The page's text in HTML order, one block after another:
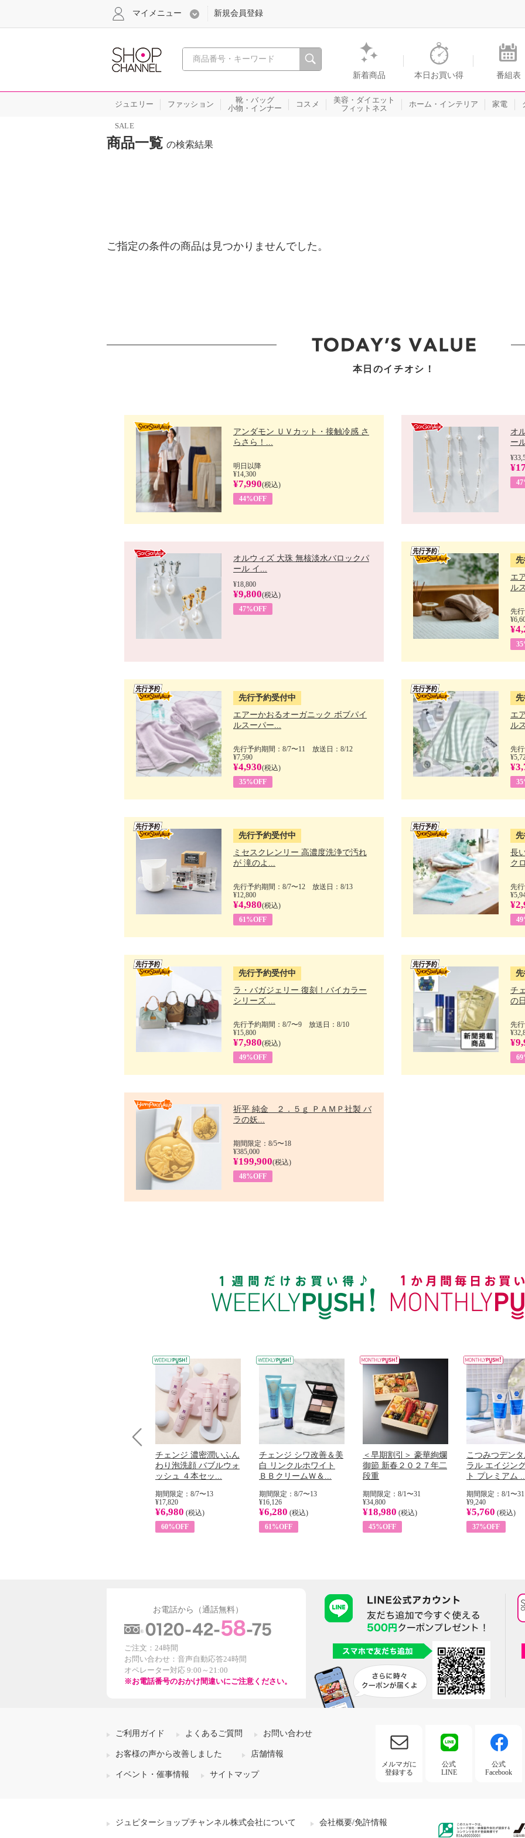
心おどる、瞬間を。通販・テレビショッピングのショップチャンネル
新着商品 本日お買い得 番組表
マイメニュー 新規会員登録
ジュエリー ファッション
靴・バッグ
小物・インナー
コスメ
美容・ダイエット
フィットネス
ホーム・インテリア 家電
SALE
商品一覧 の検索結果
ご指定の条件の商品は見つかりませんでした。
本日のイチオシ！
アンダモン ＵＶカット・接触冷感 さ
らさら！...
明日以降
¥14,300
¥7,990(税込)
44%OFF
オ
ー
オルウィズ 大珠 無核淡水バロックパ
ール イ...
¥18,800
¥9,800(税込)
47%OFF
エ
ル
先
先行予約受付中
エアーかおるオーガニック ボブパイ
ルスーパー...
先行予約期間：8/7〜11 放送日：8/12
¥7,590
¥4,930(税込)
35%OFF
エ
ル
先
先行予約受付中
ミセスクレンリー 高濃度洗浄で汚れ
が 滝のよ...
先行予約期間：8/7〜12 放送日：8/13
¥12,800
¥4,980(税込)
61%OFF
長
ク
先
先行予約受付中
ラ・バガジェリー 復刻！バイカラー
シリーズ ...
先行予約期間：8/7〜9 放送日：8/10
¥15,800
¥7,980(税込)
49%OFF
チ
の
先
祈平 純金 ２．５ｇ ＰＡＭＰ社製 バ
ラの妖...
期間限定：8/5〜18
¥385,000
¥199,900(税込)
48%OFF
チェンジ 濃密潤いふん
わり泡洗顔 バブルウォ
ッシュ ４本セッ...
期間限定：8/7〜13
¥17,820
¥6,980 (税込)
60%OFF
チェンジ シワ改善＆美
白 リンクルホワイト
ＢＢクリームＷ＆...
期間限定：8/7〜13
¥16,126
¥6,280 (税込)
61%OFF
＜早期割引＞ 豪華絢爛
御節 新春２０２７年二
段重
期間限定：8/1〜31
¥34,800
¥18,980 (税込)
45%OFF
こつみつデン
ラル エイジン
ト プレミアム
期間限定：8/1〜31
¥9,240
¥5,760 (税込)
37%OFF
お電話から（通話無料）
ご注文：24時間
お問い合わせ：音声自動応答24時間
オペレーター対応 9:00～21:00
※お電話番号のおかけ間違いにご注意ください。
ご利用ガイド よくあるご質問 お問い合わせ
お客様の声から改善しました 店舗情報
イベント・催事情報 サイトマップ
メルマガに
登録する
公式
LINE
公式
Facebook
ジュピターショップチャンネル株式会社について 会社概要/免許情報